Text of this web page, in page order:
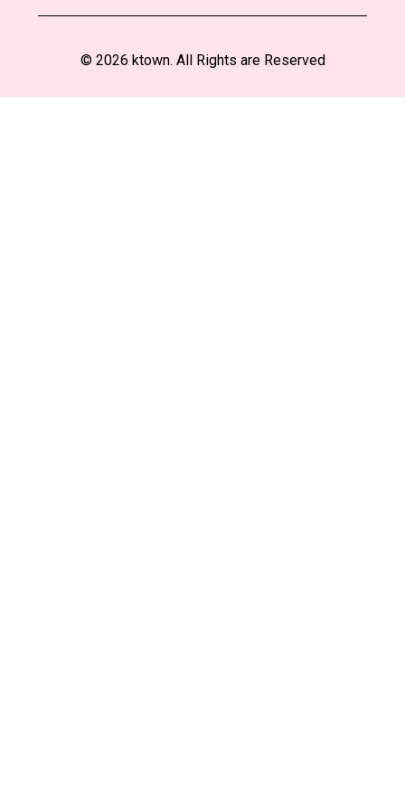
© 2026 ktown. All Rights are Reserved